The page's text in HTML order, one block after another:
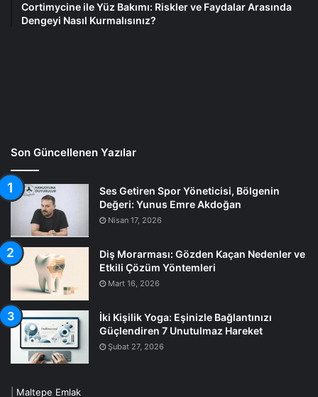
Cortimycine ile Yüz Bakımı: Riskler ve Faydalar Arasında
Dengeyi Nasıl Kurmalısınız?
Son Güncellenen Yazılar
Ses Getiren Spor Yöneticisi, Bölgenin
Değeri: Yunus Emre Akdoğan
Nisan 17, 2026
Diş Morarması: Gözden Kaçan Nedenler ve
Etkili Çözüm Yöntemleri
Mart 16, 2026
İki Kişilik Yoga: Eşinizle Bağlantınızı
Güçlendiren 7 Unutulmaz Hareket
Şubat 27, 2026
Maltepe Emlak